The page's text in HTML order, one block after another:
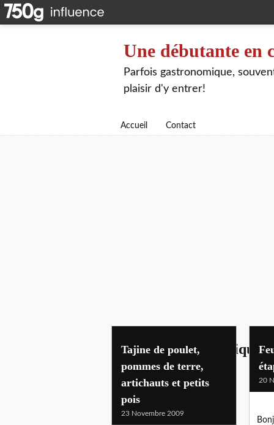
Une débutante en
Parfois gastronomique,
plaisir d'y entrer!
Accueil Contact
plats principaux-uniques
Tajine de poulet,
pommes de terre,
artichauts et petits
pois
23 Novembre 2009
20